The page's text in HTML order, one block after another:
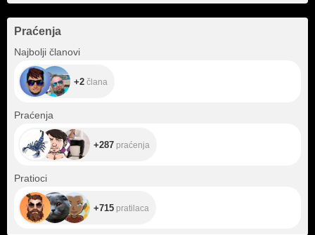
Praćenja
Najbolji članovi+2
+2 člana
Praćenja
+287 praćenja
Pratioci
+715 pratilaca